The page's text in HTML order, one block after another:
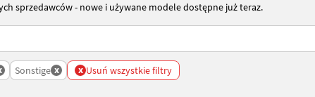
sprzedawców - nowe i używane modele dostępne już teraz.
Sonstige x x Usuń wszystkie filtry